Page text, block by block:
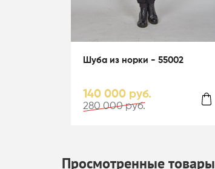
Шуба из норки - 55002
140 000 руб.
280 000 руб.
Просмотренные товары